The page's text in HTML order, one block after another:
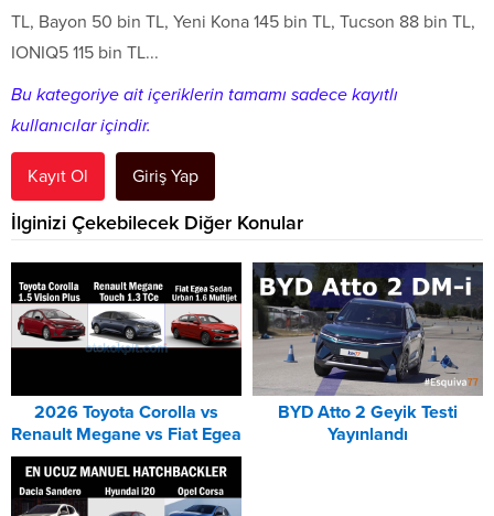
TL, Bayon 50 bin TL, Yeni Kona 145 bin TL, Tucson 88 bin TL,
IONIQ5 115 bin TL...
Bu kategoriye ait içeriklerin tamamı sadece kayıtlı
kullanıcılar içindir.
Kayıt Ol Giriş Yap
İlginizi Çekebilecek Diğer Konular
2026 Toyota Corolla vs
Renault Megane vs Fiat Egea
DCT Karşılaştırması
BYD Atto 2 Geyik Testi
Yayınlandı